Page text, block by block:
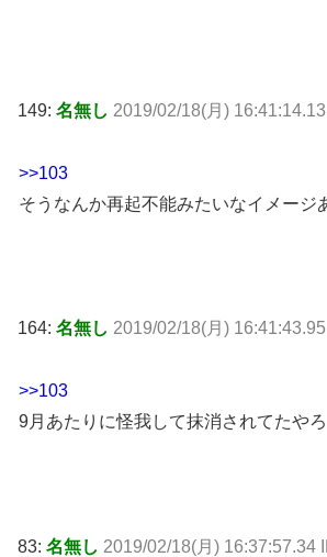
149: 名無し 2019/02/18(月)
>>103
そうなんか再起不能みたいなイメージ
164: 名無し 2019/02/18(月)
>>103
9月あたりに怪我して抹消されてたやろ
83: 名無し 2019/02/18(月) 16:37:57.34